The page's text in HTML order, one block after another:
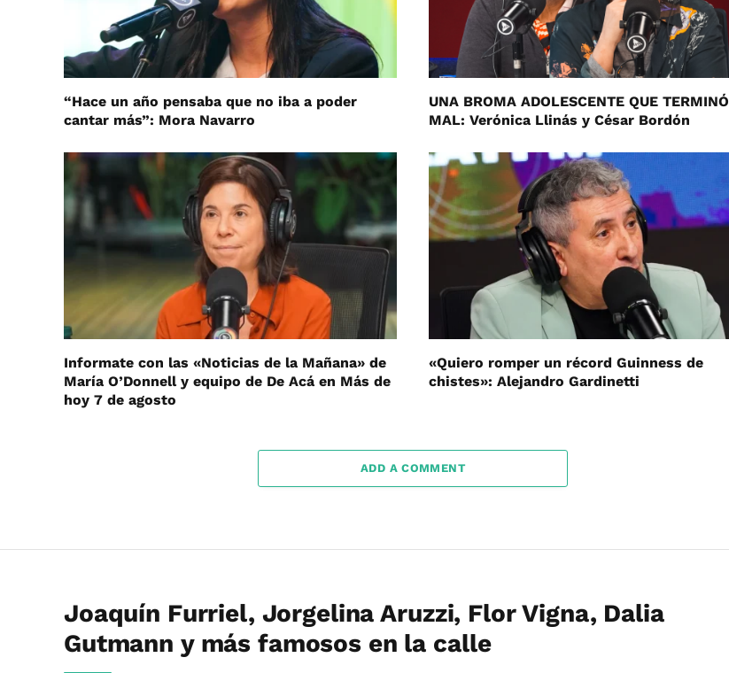
“Hace un año pensaba que no iba a poder
cantar más”: Mora Navarro
UNA BROMA ADOLESCENTE QUE TERMINÓ
MAL: Verónica Llinás y César Bordón
Informate con las «Noticias de la Mañana» de
María O’Donnell y equipo de De Acá en Más de
hoy 7 de agosto
«Quiero romper un récord Guinness de
chistes»: Alejandro Gardinetti
ADD A COMMENT
Joaquín Furriel, Jorgelina Aruzzi, Flor Vigna, Dalia
Gutmann y más famosos en la calle